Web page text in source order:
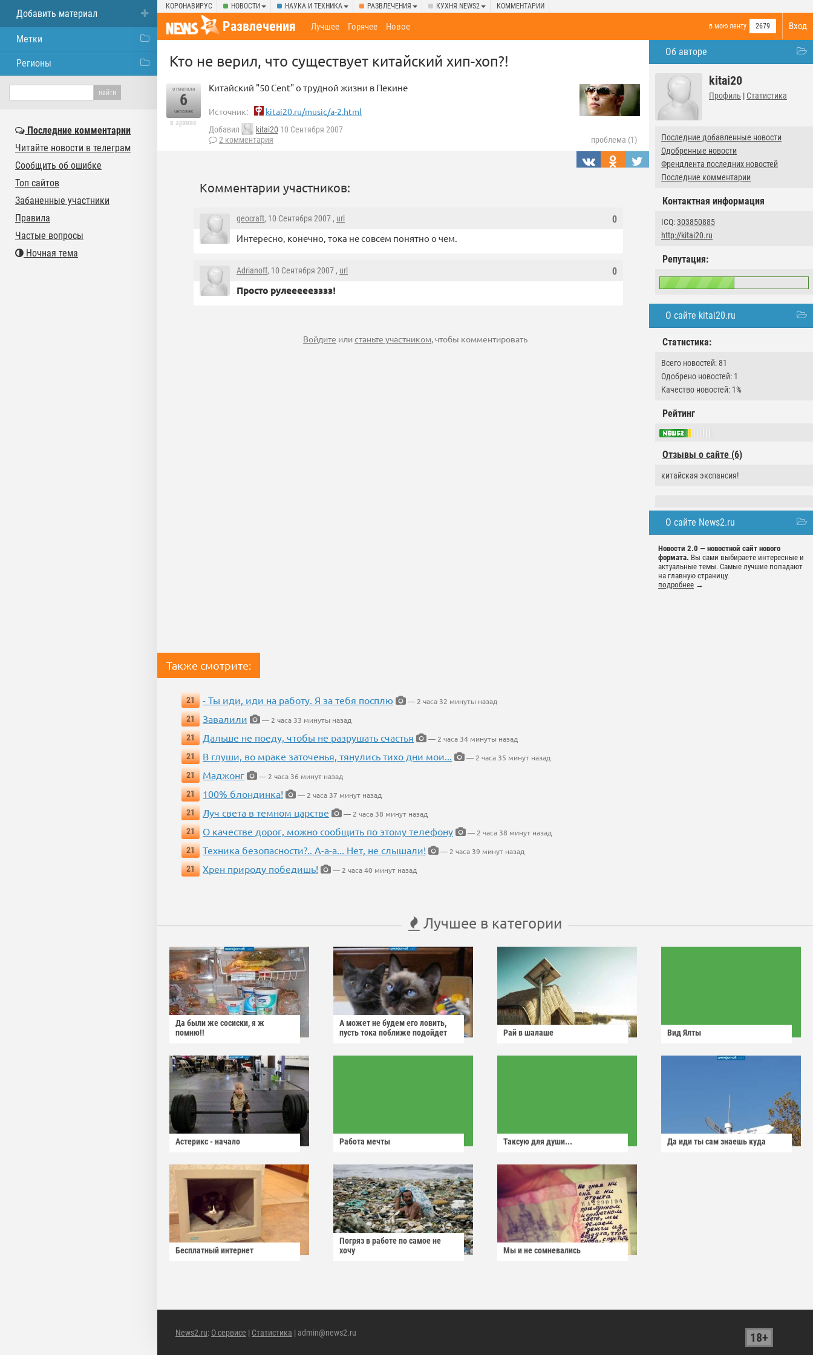
КОРОНАВИРУС НОВОСТИ НАУКА И ТЕХНИКА РАЗВЛЕЧЕНИЯ КУХНЯ NEWS2 КОММЕНТАРИИ
Вход
Развлечения в мою ленту 2679
Лучшее Горячее Новое
Об авторе
kitai20
Профиль | Статистика
Последние добавленные новости
Одобренные новости
Френдлента последних новостей
Последние комментарии
Контактная информация
ICQ:303850885
http://kitai20.ru
Репутация:
О сайте kitai20.ru
Статистика:
Всего новостей: 81
Одобрено новостей: 1
Качество новостей: 1%
Рейтинг
Отзывы о сайте (6)
китайская экспансия!
О сайте News2.ru
Новости 2.0 — новостной сайт нового
формата. Вы сами выбираете интересные и
актуальные темы. Самые лучшие попадают
на главную страницу.
подробнее →
Кто не верил, что существует китайский хип-хоп?!
отметили
6
человек
в архиве
Китайский "50 Cent" о трудной жизни в Пекине
Источник: kitai20.ru/music/a-2.html
Добавил kitai20 10 Сентября 2007
2 комментария
проблема (1)
Комментарии участников:
0
geocraft, 10 Сентября 2007 , url
Интересно, конечно, тока не совсем понятно о чем.
0
Adrianoff, 10 Сентября 2007 , url
Просто рулееееезззз!
Войдите илистаньте участником, чтобы комментировать
Также смотрите:
21 - Ты иди, иди на работу. Я за тебя посплю
— 2 часа 32 минуты назад
21
Завалили
— 2 часа 33 минуты назад
21
Дальше не поеду, чтобы не разрушать счастья
— 2 часа 34 минуты назад
21
В глуши, во мраке заточенья, тянулись тихо дни мои...
— 2 часа 35 минут назад
21
Маджонг
— 2 часа 36 минут назад
21
100% блондинка!
— 2 часа 37 минут назад
21
Луч света в темном царстве
— 2 часа 38 минут назад
21
О качестве дорог, можно сообщить по этому телефону
— 2 часа 38 минут назад
21
Техника безопасности?.. А-а-а... Нет, не слышали!
— 2 часа 39 минут назад
21
Хрен природу победишь! — 2 часа 40 минут назад
Лучшее в категории
Да были же сосиски, я ж
помню!!
А может не будем его ловить,
пусть тока поближе подойдет
Рай в шалаше Вид Ялты
Астерикс - начало Работа мечты Таксую для души... Да иди ты сам знаешь куда
Бесплатный интернет
Погряз в работе по самое не
хочу
Мы и не сомневались
News2.ru: О сервисе | Статистика | admin@news2.ru 18+
Добавить материал
Метки
Регионы
Последние комментарии
Читайте новости в телеграм
Сообщить об ошибке
Топ сайтов
Забаненные участники
Правила
Частые вопросы
Ночная тема